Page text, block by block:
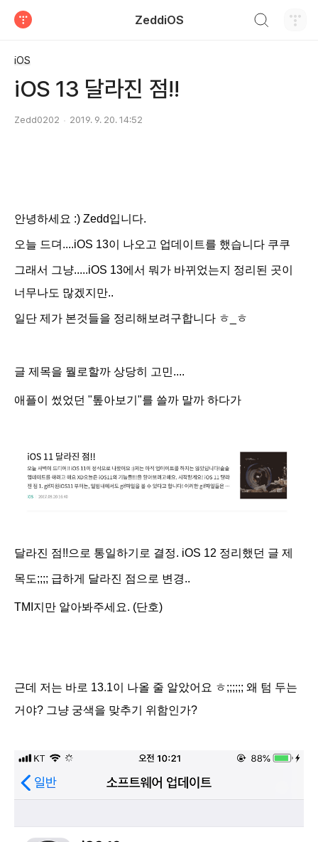
ZeddiOS
iOS
iOS 13 달라진 점!!
Zedd0202 2019. 9. 20. 14:52
안녕하세요 :) Zedd입니다.
오늘 드뎌....iOS 13이 나오고 업데이트를 했습니다 쿠쿠
그래서 그냥.....iOS 13에서 뭐가 바뀌었는지 정리된 곳이
너무나도 많겠지만..
일단 제가 본것들을 정리해보려구합니다 ㅎ_ㅎ
글 제목을 뭘로할까 상당히 고민....
애플이 썼었던 "톺아보기"를 쓸까 말까 하다가
달라진 점!!으로 통일하기로 결정. iOS 12 정리했던 글 제
목도;;;; 급하게 달라진 점으로 변경..
TMI지만 알아봐주세요. (단호)
근데 저는 바로 13.1이 나올 줄 알았어요 ㅎ;;;;;; 왜 텀 두는
거야? 그냥 궁색을 맞추기 위함인가?